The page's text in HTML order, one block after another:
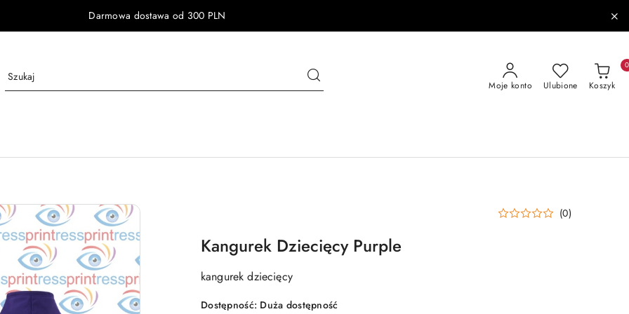
Darmowa dostawa od 300 PLN
Moje konto Ulubione Koszyk
0
(0)
Kangurek Dziecięcy Purple
kangurek dziecięcy
Dostępność: Duża dostępność